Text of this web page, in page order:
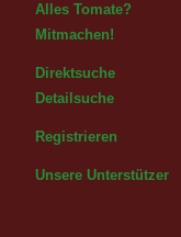
Alles Tomate?
Mitmachen!
Direktsuche
Detailsuche
Registrieren
Unsere Unterstützer